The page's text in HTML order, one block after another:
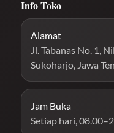
Info Toko
Alamat
Jl. Tabanas No. 1,
Sukoharjo, Jawa
Jam Buka
Setiap hari,